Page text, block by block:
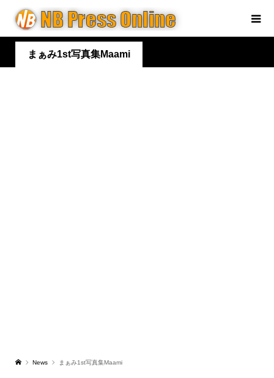
まぁみ1st写真集Maami
News まぁみ1st写真集Maami